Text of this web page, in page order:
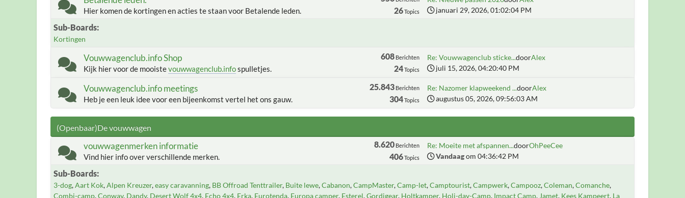
Hier komen de kortingen en acties te staan voor Betalende leden. 26Topics
januari 29, 2026, 01:02:04 PM
Sub-Boards
Kortingen
Vouwwagenclub.info Shop
Kijk hier voor de mooistevouwwagenclub.infospulletjes.
608Berichten
24Topics
Re: Vouwwagenclub sticke...doorAlex
juli 15, 2026, 04:20:40 PM
Vouwwagenclub.info meetings
Heb je een leuk idee voor een bijeenkomst vertel het ons gauw.
25.843Berichten
304Topics
Re: Nazomer klapweekend ...doorAlex
augustus 05, 2026, 09:56:03 AM
(Openbaar)De vouwwagen
vouwwagenmerken informatie
Vind hier info over verschillende merken.
8.620Berichten
406Topics
Re: Moeite met afspannen...doorOhPeeCee
Vandaagom 04:36:42 PM
Sub-Boards
3-dog Aart Kok Alpen Kreuzer easy caravanning BB Offroad Tenttrailer Buite lewe Cabanon CampMaster Camp-let Camptourist Campwerk Campooz Coleman Comanche
Combi-camp Conway Dandy Desert Wolf 4x4 Echo 4x4 Erka Eurotenda Europa camper Esterel Gordigear Holtkamper Holi-day-Camp Impact Camp Jamet Kees Kampeert La